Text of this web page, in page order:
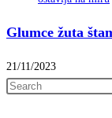
Glumce žuta
21/11/2023